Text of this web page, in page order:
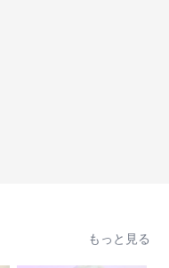
もっと見る